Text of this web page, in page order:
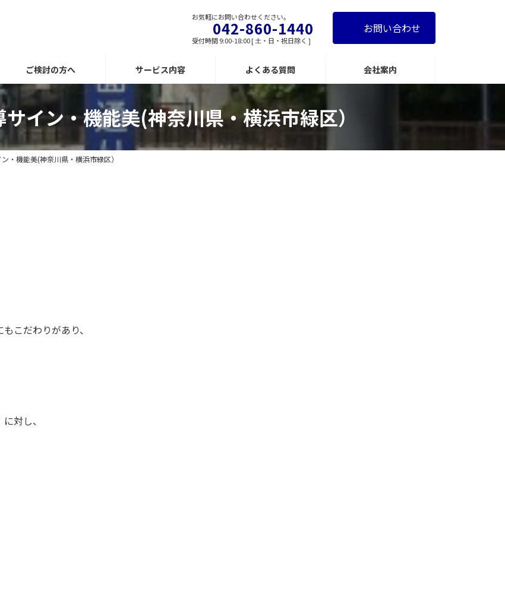
お気軽にお問い合わせください。
042-860-1440
受付時間 9:00-18:00 [ 土・日・祝日除く ]
お問い合わせ
ご検討の方へ サービス内容 よくある質問 会社案内
イン・機能美(神奈川県・横浜市緑区）
・機能美(神奈川県・横浜市緑区）
こだわりがあり、
対し、